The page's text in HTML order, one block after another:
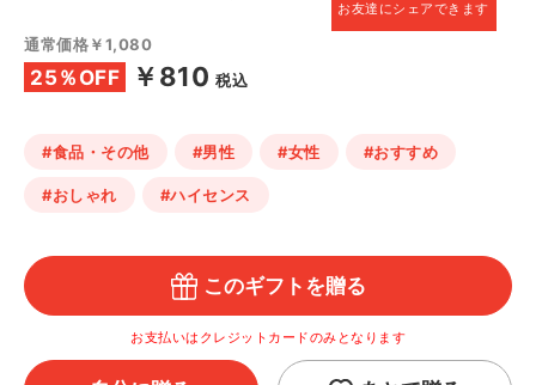
お友達にシェアできます
通常価格￥1,080
25％OFF ￥810 税込
#食品・その他 #男性 #女性 #おすすめ
#おしゃれ #ハイセンス
このギフトを贈る
お支払いはクレジットカードのみとなります